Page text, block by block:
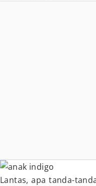
Lantas, apa tanda-